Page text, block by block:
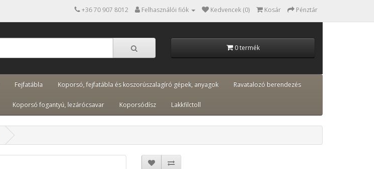
+36 70 907 8012 Felhasználói fiók Kedvencek (0) Kosár Pénztár
0 termék
Fejfatábla Koporsó, fejfatábla és koszorúszalagíró gépek, anyagok Ravatalozó berendezés
Koporsó fogantyú, lezárócsavar Koporsódísz Lakkfilctoll